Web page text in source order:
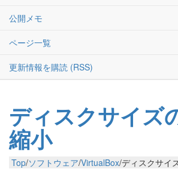
公開メモ
ページ一覧
更新情報を購読 (RSS)
ディスクサイズ
縮小
Top/ソフトウェア/VirtualBox/ディスクサイ